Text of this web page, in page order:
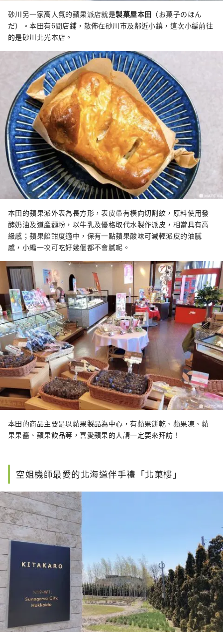
砂川另一家高人氣的蘋果派店就是製菓屋本田 （お菓子のほん
だ）。本田有6間店鋪，散佈在砂川市及鄰近小鎮，這次小編前往
的是砂川北光本店。
本田的蘋果派外表為長方形，表皮帶有橫向切割紋，原料使用發
酵奶油及道產麵粉，以牛乳及優格取代水製作派皮，相當具有高
級感；蘋果餡甜度適中，保有一點蘋果酸味可減輕派皮的油膩
感，小編一次可吃好幾個都不會膩呢。
本田的商品主要是以蘋果製品為中心，有蘋果餅乾、蘋果凍、蘋
果果醬、蘋果飲品等，喜愛蘋果的人請一定要來拜訪！
空姐機師最愛的北海道伴手禮「北菓樓」